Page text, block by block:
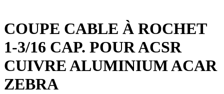
COUPE CABLE À ROCHET
1-3/16 CAP. POUR ACSR
CUIVRE ALUMINIUM ACAR
ZEBRA